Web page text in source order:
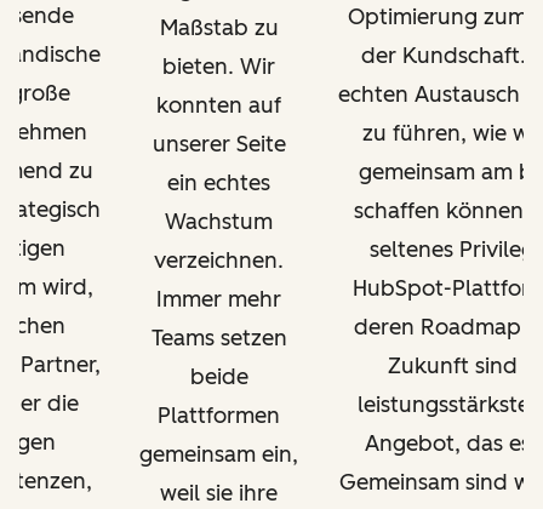
große
zu
wird,
Partner,
die
Maßstab zu
bieten. Wir
konnten auf
unserer Seite
ein echtes
Wachstum
verzeichnen.
Immer mehr
Teams setzen
beide
Plattformen
gemeinsam ein,
weil sie ihre
Optimierung zum
der Kundschaft.
echten Austausch
zu führen, wie
gemeinsam am
schaffen können,
seltenes
HubSpot-
deren Roadmap
Zukunft sind
leistungsstärkste
Angebot, das es
Gemeinsam sind